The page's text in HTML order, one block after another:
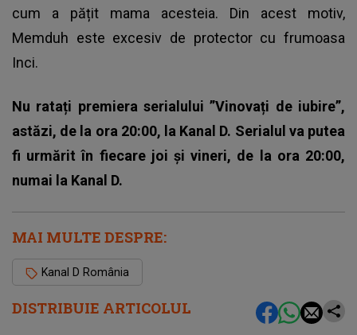
DISTRIBUIE ARTICOLUL
cum a pățit mama acesteia. Din acest motiv,
Memduh este excesiv de protector cu frumoasa
Inci.
Nu ratați premiera serialului ”Vinovați de iubire”,
astăzi, de la ora 20:00, la Kanal D. Serialul va putea
fi urmărit în fiecare joi și vineri, de la ora 20:00,
numai la Kanal D.
MAI MULTE DESPRE:
Kanal D România